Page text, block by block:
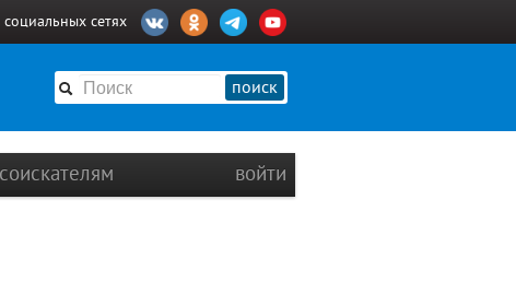
сетях
поиск
соискателям войти